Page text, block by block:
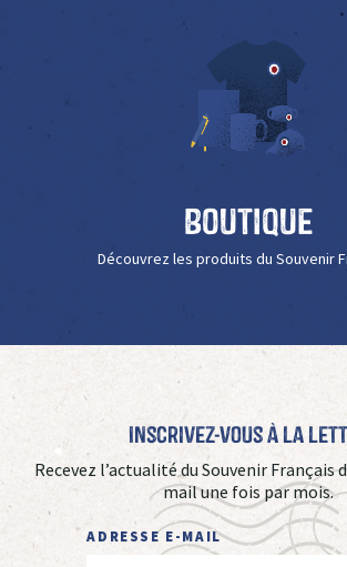
Boutique
Découvrez les produits du Souvenir
Inscrivez-vous à La
Recevez l’actualité du Souvenir Français
mail une fois par mois.
ADRESSE E-MAIL